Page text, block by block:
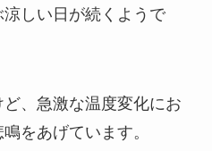
しい日が続くようで
、急激な温度変化にお
をあげています。